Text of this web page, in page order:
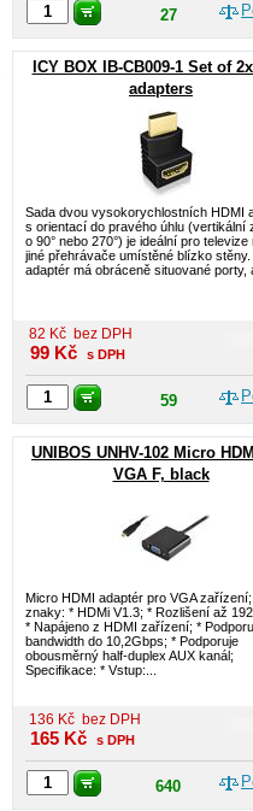
27
ICY BOX IB-CB009-1 Set of 2x
adapters
Sada dvou vysokorychlostních HDMI
s orientací do pravého úhlu (vertikální
o 90° nebo 270°) je ideální pro televize
jiné přehrávače umístěné blízko
adaptér má obráceně situované porty,
82 Kč bez DPH
99 Kč s DPH
59
UNIBOS UNHV-102 Micro
VGA F, black
Micro HDMI adaptér pro VGA
znaky: * HDMi V1.3; * Rozlišení až
* Napájeno z HDMI zařízení; *
bandwidth do 10,2Gbps; * Podporuje
obousměrný half-duplex AUX kanál;
Specifikace: * Vstup:...
136 Kč bez DPH
165 Kč s DPH
640